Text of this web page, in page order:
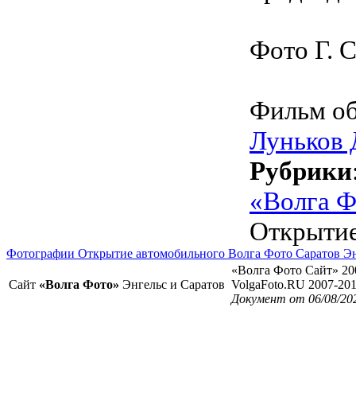
Фото Г.
Фильм
Луньков
Рубрики
«Волга
Фотографии Открытие автомобильного Волга Фото Саратов
Сайт «Волга Фото» Энгельс и Саратов
«Волга Фото Сайт»
VolgaFoto.RU 2007-
Документ от 06/08/